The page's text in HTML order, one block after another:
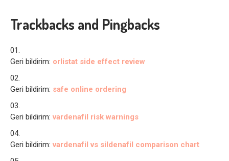
Trackbacks and Pingbacks
Geri bildirim: orlistat side effect review
Geri bildirim: safe online ordering
Geri bildirim: vardenafil risk warnings
Geri bildirim: vardenafil vs sildenafil comparison chart